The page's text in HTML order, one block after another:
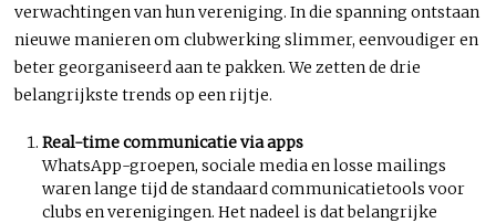
verwachtingen van hun vereniging. In die spanning ontstaan
nieuwe manieren om clubwerking slimmer, eenvoudiger en
beter georganiseerd aan te pakken. We zetten de drie
belangrijkste trends op een rijtje.
Real-time communicatie via apps
WhatsApp-groepen, sociale media en losse mailings
waren lange tijd de standaard communicatietools voor
clubs en verenigingen. Het nadeel is dat belangrijke